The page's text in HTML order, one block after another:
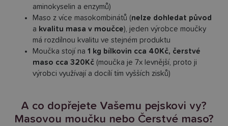
aminokyselin a enzymů)
Maso z více masokombinátů (nelze dohledat původ
a kvalitu masa v moučce), jeden výrobce moučky
má rozdílnou kvalitu ve stejném produktu
Moučka stojí na 1 kg bílkovin cca 40Kč, čerstvé
maso cca 320Kč (moučka je 7x levnější, proto ji
výrobci využívají a docílí tím vyšších zisků)
A co dopřejete Vašemu pejskovi vy?
Masovou moučku nebo Čerstvé maso?